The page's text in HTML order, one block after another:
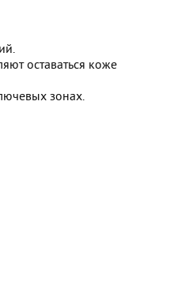
оставаться коже
зонах.